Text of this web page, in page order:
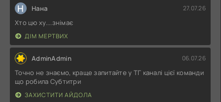
Н Нана 27.07.26
Хто цю ху....знімає
ДІМ МЕРТВИХ
AdminAdmin 06.07.26
Точно не знаємо, краще запитайте у ТГ каналі цієї команди
що робила Субтитри
ЗАХИСТИТИ АЙДОЛА